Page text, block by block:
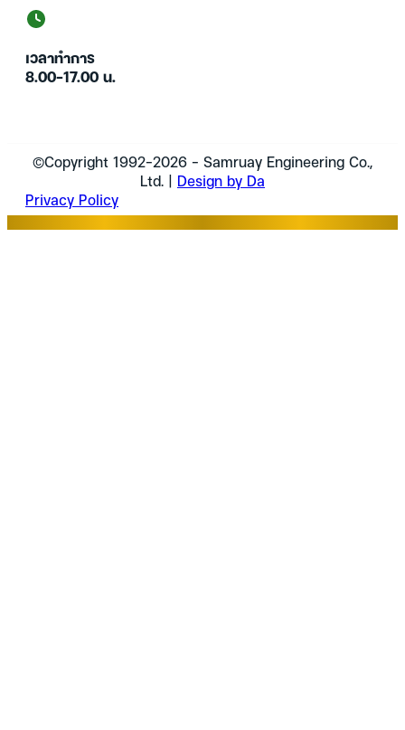
เวลาทำการ
8.00-17.00 น.
©Copyright 1992-2026 - Samruay Engineering Co.,
Ltd. | Design by Da
Privacy Policy